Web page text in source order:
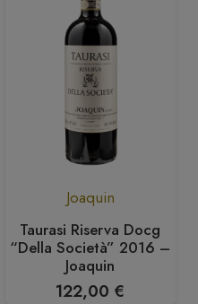
Joaquin
Taurasi Riserva Docg
“Della Società” 2016 –
Joaquin
122,00 €